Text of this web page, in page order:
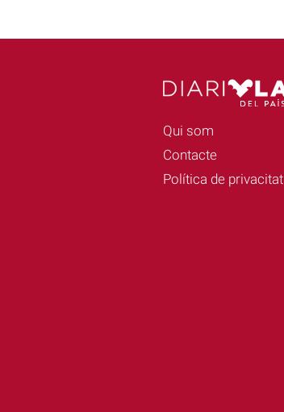
Qui som
Contacte
Política de privacitat